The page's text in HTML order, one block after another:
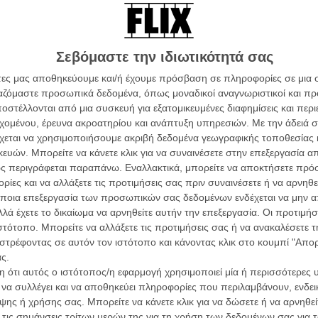
Σεβόμαστε την ιδιωτικότητά σας
μας αποθηκεύουμε και/ή έχουμε πρόσβαση σε πληροφορίες σε
προσωπικά δεδομένα, όπως μοναδικοί αναγνωριστικοί και
από μια συσκευή για εξατομικευμένες διαφημίσεις και
έρευνα ακροατηρίου και ανάπτυξη υπηρεσιών. Με την άδειά
να χρησιμοποιήσουμε ακριβή δεδομένα γεωγραφικής τοποθεσίας
Μπορείτε να κάνετε κλικ για να συναινέσετε στην επεξεργασία
περιγράφεται παραπάνω. Εναλλακτικά, μπορείτε να αποκτήσετε
και να αλλάξετε τις προτιμήσεις σας πριν συναινέσετε ή να
επεξεργασία των προσωπικών σας δεδομένων ενδέχεται να μην
έχετε το δικαίωμα να αρνηθείτε αυτήν την επεξεργασία. Οι
Μπορείτε να αλλάξετε τις προτιμήσεις σας ή να ανακαλέσετε
σε αυτόν τον ιστότοπο και κάνοντας κλικ στο κουμπί
αυτός ο ιστότοπος/η εφαρμογή χρησιμοποιεί μία ή περισσότερες
συλλέγει και να αποθηκεύει πληροφορίες που περιλαμβάνουν,
ή χρήσης σας. Μπορείτε να κάνετε κλικ για να δώσετε ή να
2012 / Οι Υποψήφιοι:
ταινίες skateboarding όλων των
νέα ταινία κάτω από τον καυτό
δωρεάν masterclasses στα σεμινάρια
2014